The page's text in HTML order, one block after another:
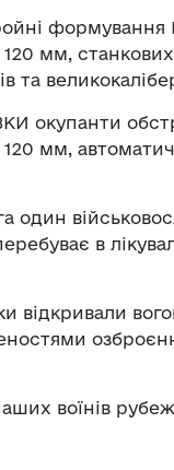
формування
120 мм,
та
окупанти
120 мм,
один
в
відкривали
воїнів